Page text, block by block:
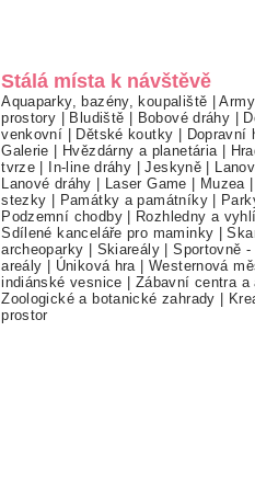
Stálá místa k návštěvě
Aquaparky, bazény, koupaliště |
prostory | Bludiště | Bobové dráhy |
venkovní | Dětské koutky | Dopravní
Galerie | Hvězdárny a planetária |
tvrze | In-line dráhy |Jeskyně |
Lanové dráhy | Laser Game | Muzea |
stezky | Památky a památníky|
Podzemní chodby| Rozhledny a
Sdílené kanceláře pro maminky |
archeoparky | Skiareály |Sportovně
areály | Úniková hra |Westernová
indiánské vesnice | Zábavní centra a
Zoologické a botanické zahrady |
prostor